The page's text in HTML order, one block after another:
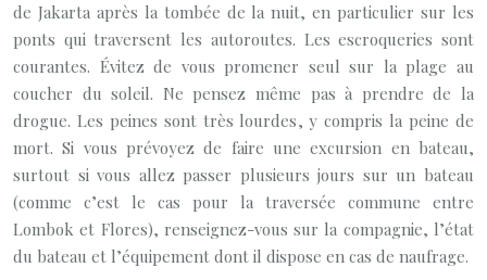
de Jakarta après la tombée de la nuit, en particulier sur les
ponts qui traversent les autoroutes. Les escroqueries sont
courantes. Évitez de vous promener seul sur la plage au
coucher du soleil. Ne pensez même pas à prendre de la
drogue. Les peines sont très lourdes, y compris la peine de
mort. Si vous prévoyez de faire une excursion en bateau,
surtout si vous allez passer plusieurs jours sur un bateau
(comme c’est le cas pour la traversée commune entre
Lombok et Flores), renseignez-vous sur la compagnie, l’état
du bateau et l’équipement dont il dispose en cas de naufrage.